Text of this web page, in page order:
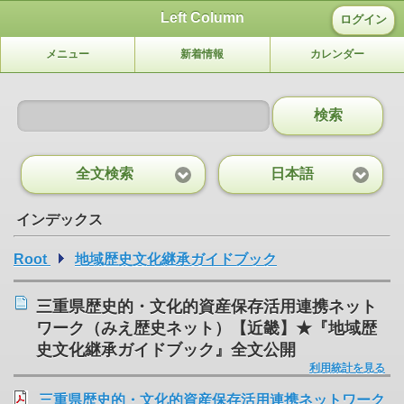
Left Column ログイン
メニュー 新着情報 カレンダー
検索
全文検索 日本語
インデックス
Root 地域歴史文化継承ガイドブック
三重県歴史的・文化的資産保存活用連携ネット
ワーク（みえ歴史ネット）【近畿】★『地域歴
史文化継承ガイドブック』全文公開
利用統計を見る
三重県歴史的・文化的資産保存活用連携ネットワーク